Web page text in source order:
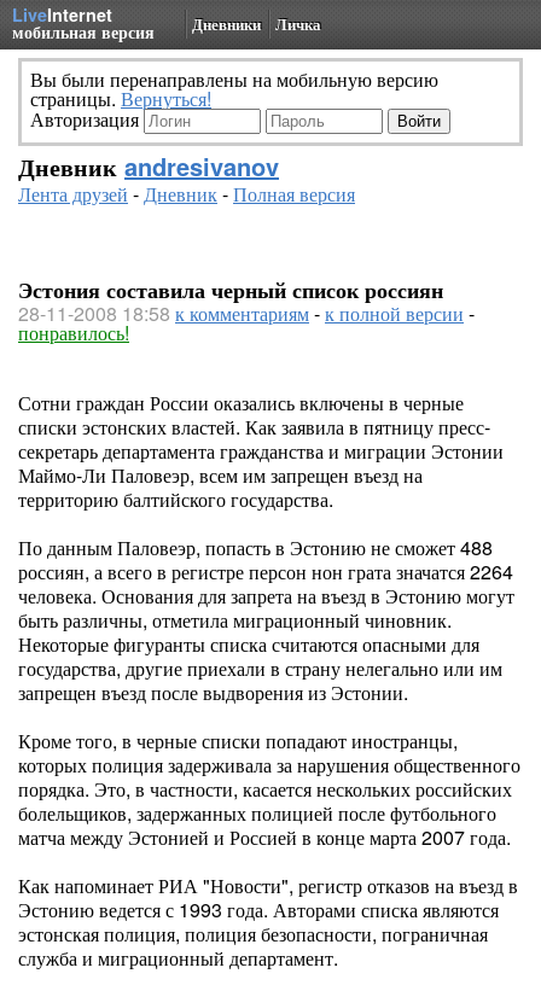
LiveInternet
мобильная версия Дневники Личка
Вы были перенаправлены на мобильную версию
страницы. Вернуться!
Авторизация
Дневник andresivanov
Лента друзей -Дневник-Полная версия
Эстония составила черный список россиян
28-11-2008 18:58 к комментариям-к полной версии -
понравилось!
Сотни граждан России оказались включены в черные
списки эстонских властей. Как заявила в пятницу пресс-
секретарь департамента гражданства и миграции Эстонии
Маймо-Ли Паловеэр, всем им запрещен въезд на
территорию балтийского государства.
По данным Паловеэр, попасть в Эстонию не сможет 488
россиян, а всего в регистре персон нон грата значатся 2264
человека. Основания для запрета на въезд в Эстонию могут
быть различны, отметила миграционный чиновник.
Некоторые фигуранты списка считаются опасными для
государства, другие приехали в страну нелегально или им
запрещен въезд после выдворения из Эстонии.
Кроме того, в черные списки попадают иностранцы,
которых полиция задерживала за нарушения общественного
порядка. Это, в частности, касается нескольких российских
болельщиков, задержанных полицией после футбольного
матча между Эстонией и Россией в конце марта 2007 года.
Как напоминает РИА "Новости", регистр отказов на въезд в
Эстонию ведется с 1993 года. Авторами списка являются
эстонская полиция, полиция безопасности, пограничная
служба и миграционный департамент.